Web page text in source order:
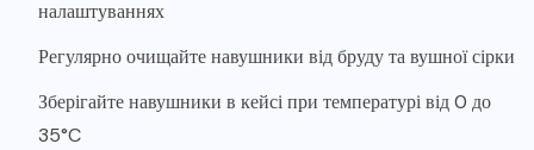
налаштуваннях
Регулярно очищайте навушники від бруду та вушної сірки
Зберігайте навушники в кейсі при температурі від 0 до
35°C